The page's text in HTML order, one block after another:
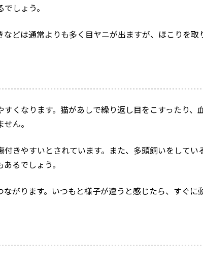
しょう。
どは通常よりも多く目ヤニが出ますが、ほこりを取
くなります。猫があしで繰り返し目をこすったり、
ん。
きやすいとされています。また、多頭飼いをしてい
るでしょう。
がります。いつもと様子が違うと感じたら、すぐに